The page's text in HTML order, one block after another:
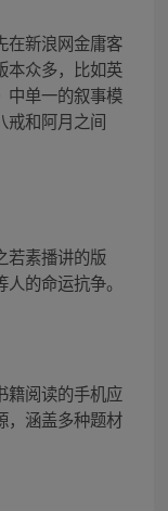
在新浪网金庸客
本众多，比如英
中单一的叙事模
戒和阿月之间
若素播讲的版
的命运抗争。
籍阅读的手机应
，涵盖多种题材